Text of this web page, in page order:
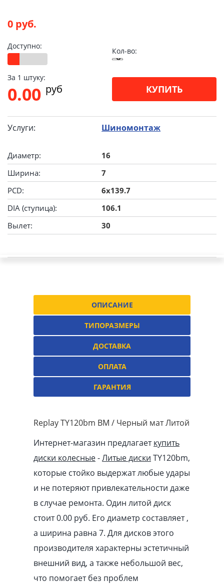
0 руб.
Доступно:
Кол-во:
За 1 штуку:
0.00 pуб КУПИТЬ
Услуги: Шиномонтаж
Диаметр:
16
Ширина:
7
PCD:
6x139.7
DIA (ступица):
106.1
Вылет:
30
ОПИСАНИЕ
ТИПОРАЗМЕРЫ
ДОСТАВКА
ОПЛАТА
ГАРАНТИЯ
Replay TY120bm BM / Черный мат Литой
Интернет-магазин предлагаеткупить
диски колесные-Литые диски TY120bm,
которые стойко выдержат любые удары
и не потеряют привлекательности даже
в случае ремонта. Один литой диск
стоит 0.00 pуб. Его диаметр составляет ,
а ширина равна 7. Для дисков этого
производителя характерны эстетичный
внешний вид, а также небольшой вес,
что помогает без проблем